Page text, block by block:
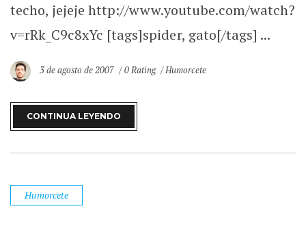
techo, jejeje http://www.youtube.com/watch?
v=rRk_C9c8xYc [tags]spider, gato[/tags] ...
3 de agosto de 2007 0 Rating Humorcete
CONTINUA LEYENDO
Humorcete